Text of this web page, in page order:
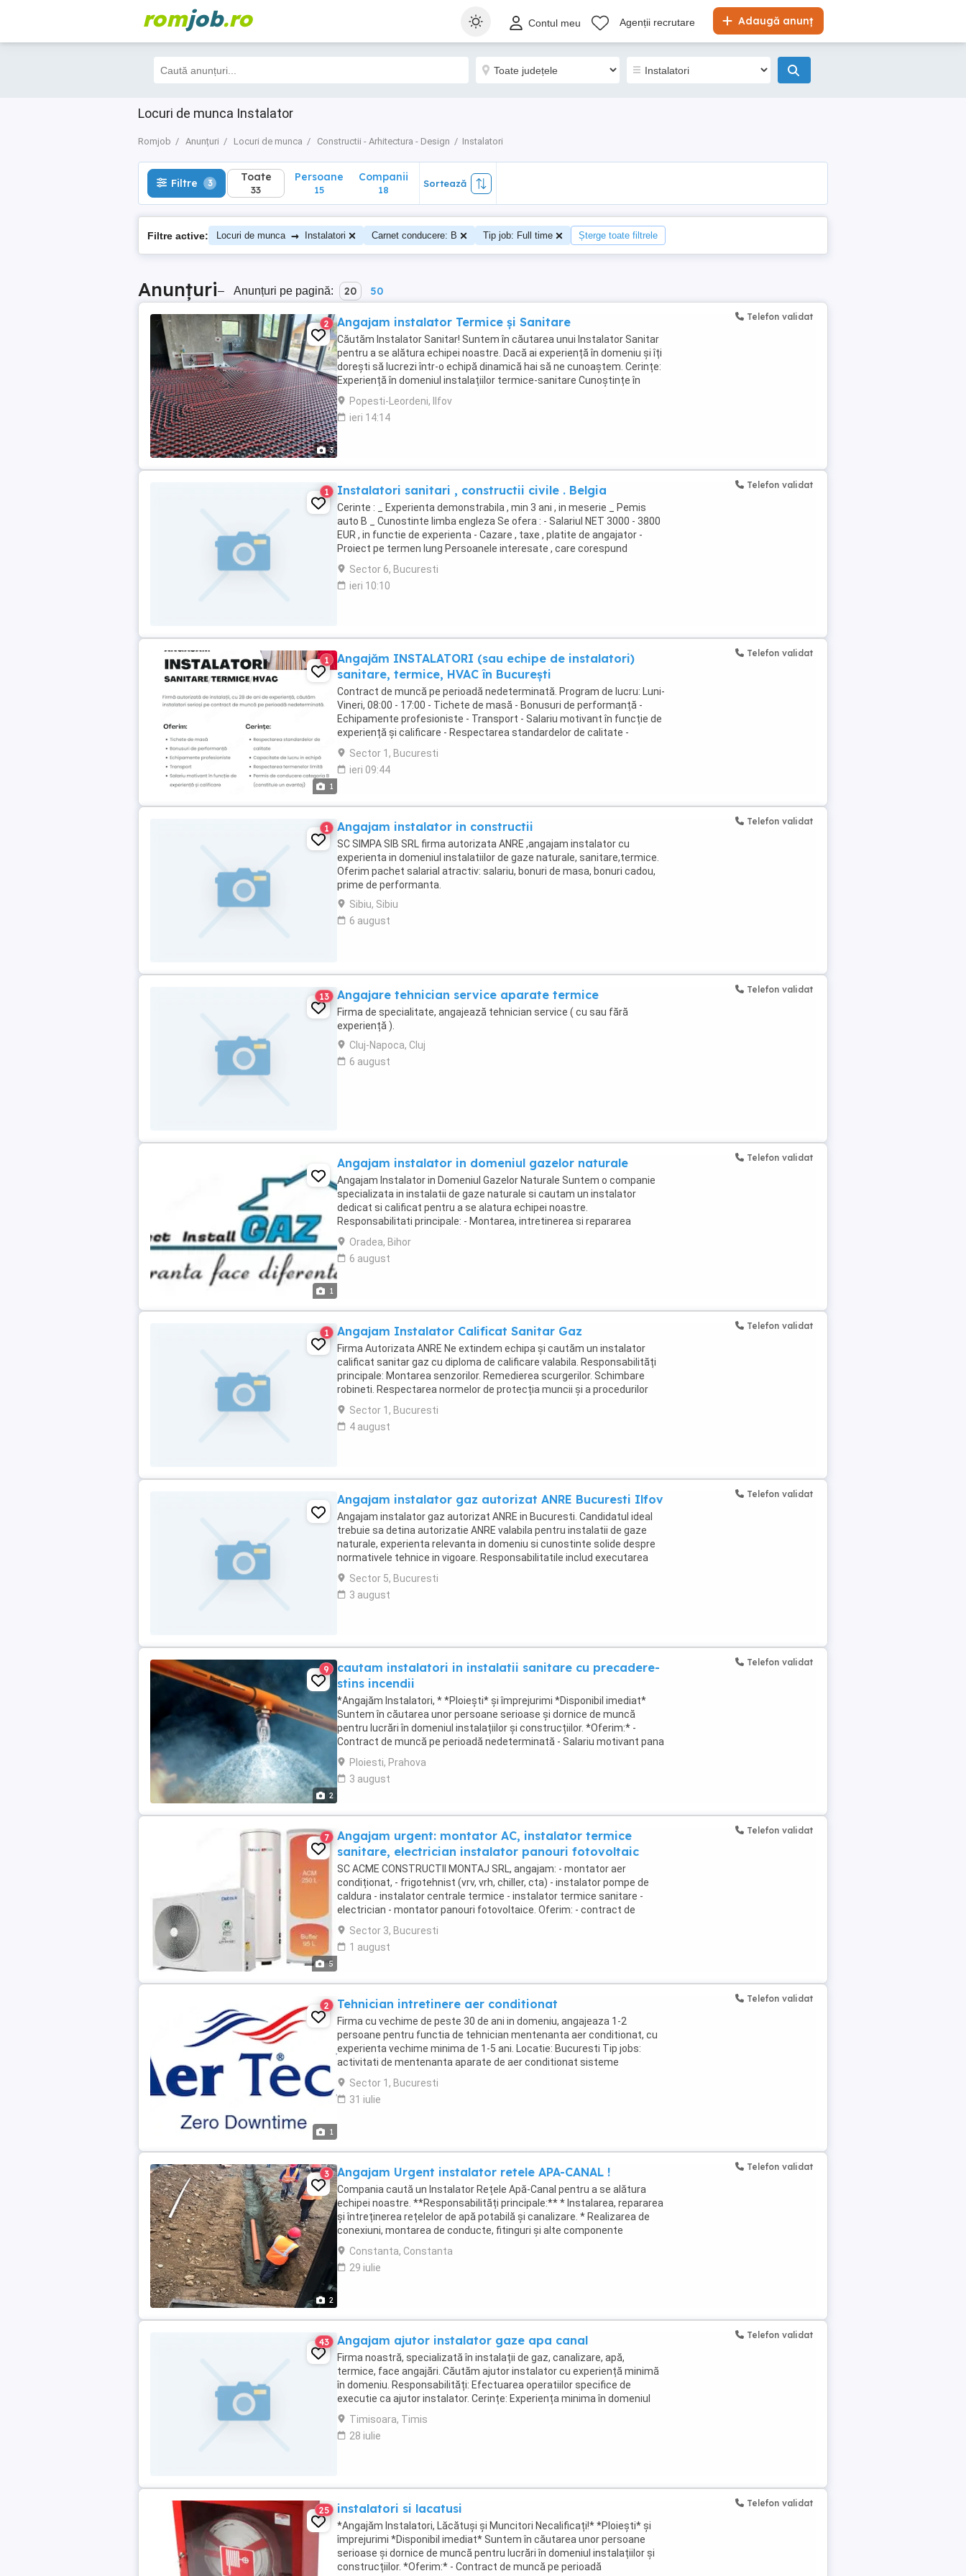
romjob.ro Adaugă anunț
Contul meu Agenții recrutare
Locuri de munca Instalator
Romjob Anunțuri Locuri de munca Constructii - Arhitectura - Design Instalatori
Filtre 3 Toate
33
Filtre 3 Toate
33
Persoane
15
Companii
18
Sortează
Filtre active: Locuri de munca → Instalatori Carnet conducere: B Tip job: Full time Șterge toate filtrele
Anunțuri– Anunțuri pe pagină: 20 50
3
2 Angajam instalator Termice și Sanitare
Căutăm Instalator Sanitar! Suntem în căutarea unui Instalator Sanitar
pentru a se alătura echipei noastre. Dacă ai experiență în domeniu și îți
dorești să lucrezi într-o echipă dinamică hai să ne cunoaștem. Cerințe:
Experiență în domeniul instalațiilor termice-sanitare Cunoștințe în
instalarea și ...
Popesti-Leordeni, Ilfov
ieri 14:14
Telefon validat
1 Instalatori sanitari , constructii civile . Belgia
Cerinte : _ Experienta demonstrabila , min 3 ani , in meserie _ Pemis
auto B _ Cunostinte limba engleza Se ofera : - Salariul NET 3000 - 3800
EUR , in functie de experienta - Cazare , taxe , platite de angajator -
Proiect pe termen lung Persoanele interesate , care corespund
cerintelor ...
Sector 6, Bucuresti
ieri 10:10
Telefon validat
1
1
Angajăm INSTALATORI (sau echipe de instalatori)
sanitare, termice, HVAC în București
Contract de muncă pe perioadă nedeterminată. Program de lucru: Luni-
Vineri, 08:00 - 17:00 - Tichete de masă - Bonusuri de performanță -
Echipamente profesioniste - Transport - Salariu motivant în funcție de
experiență și calificare - Respectarea standardelor de calitate -
Capacitate de lucru in ...
Sector 1, Bucuresti
ieri 09:44
Telefon validat
1 Angajam instalator in constructii
SC SIMPA SIB SRL firma autorizata ANRE ,angajam instalator cu
experienta in domeniul instalatiilor de gaze naturale, sanitare,termice.
Oferim pachet salarial atractiv: salariu, bonuri de masa, bonuri cadou,
prime de performanta.
Sibiu, Sibiu
6 august
Telefon validat
13 Angajare tehnician service aparate termice
Firma de specialitate, angajează tehnician service ( cu sau fără
experiență ).
Cluj-Napoca, Cluj
6 august
Telefon validat
1
Angajam instalator in domeniul gazelor naturale
Angajam Instalator in Domeniul Gazelor Naturale Suntem o companie
specializata in instalatii de gaze naturale si cautam un instalator
dedicat si calificat pentru a se alatura echipei noastre.
Responsabilitati principale: - Montarea, intretinerea si repararea
instalatiilor de gaze naturale conform normelor ...
Oradea, Bihor
6 august
Telefon validat
1 Angajam Instalator Calificat Sanitar Gaz
Firma Autorizata ANRE Ne extindem echipa și cautăm un instalator
calificat sanitar gaz cu diploma de calificare valabila. Responsabilități
principale: Montarea senzorilor. Remedierea scurgerilor. Schimbare
robineti. Respectarea normelor de protecția muncii și a procedurilor
interne. Completarea ...
Sector 1, Bucuresti
4 august
Telefon validat
Angajam instalator gaz autorizat ANRE Bucuresti Ilfov
Angajam instalator gaz autorizat ANRE in Bucuresti. Candidatul ideal
trebuie sa detina autorizatie ANRE valabila pentru instalatii de gaze
naturale, experienta relevanta in domeniu si cunostinte solide despre
normativele tehnice in vigoare. Responsabilitatile includ executarea
lucrarilor de instalare ...
Sector 5, Bucuresti
3 august
Telefon validat
2
9
cautam instalatori in instalatii sanitare cu precadere-
stins incendii
*Angajăm Instalatori, * *Ploiești* și împrejurimi *Disponibil imediat*
Suntem în căutarea unor persoane serioase și dornice de muncă
pentru lucrări în domeniul instalațiilor și construcțiilor. *Oferim:* -
Contract de muncă pe perioadă nedeterminată - Salariu motivant pana
la 9000lei, bonusuri ...
Ploiesti, Prahova
3 august
Telefon validat
5
7
Angajam urgent: montator AC, instalator termice
sanitare, electrician instalator panouri fotovoltaic
SC ACME CONSTRUCTII MONTAJ SRL, angajam: - montator aer
condiționat, - frigotehnist (vrv, vrh, chiller, cta) - instalator pompe de
caldura - instalator centrale termice - instalator termice sanitare -
electrician - montator panouri fotovoltaice. Oferim: - contract de
munca perioada nedeterminata - ...
Sector 3, Bucuresti
1 august
Telefon validat
1
2 Tehnician intretinere aer conditionat
Firma cu vechime de peste 30 de ani in domeniu, angajeaza 1-2
persoane pentru functia de tehnician mentenanta aer conditionat, cu
experienta vechime minima de 1-5 ani. Locatie: Bucuresti Tip jobs:
activitati de mentenanta aparate de aer conditionat sisteme
climatizare (program complet, cu contract) Deplasari ...
Sector 1, Bucuresti
31 iulie
Telefon validat
2
3 Angajam Urgent instalator retele APA-CANAL !
Compania caută un Instalator Rețele Apă-Canal pentru a se alătura
echipei noastre. **Responsabilități principale:** * Instalarea, repararea
și întreținerea rețelelor de apă potabilă și canalizare. * Realizarea de
conexiuni, montarea de conducte, fitinguri și alte componente
specifice. * Identificarea ...
Constanta, Constanta
29 iulie
Telefon validat
43 Angajam ajutor instalator gaze apa canal
Firma noastră, specializată în instalații de gaz, canalizare, apă,
termice, face angajări. Căutăm ajutor instalator cu experiență minimă
în domeniu. Responsabilități: Efectuarea operatiilor specifice de
executie ca ajutor instalator. Cerințe: Experiența minima în domeniul
instalațiilor (gaz si sau ...
Timisoara, Timis
28 iulie
Telefon validat
25 instalatori si lacatusi
*Angajăm Instalatori, Lăcătuși și Muncitori Necalificați!* *Ploiești* și
împrejurimi *Disponibil imediat* Suntem în căutarea unor persoane
serioase și dornice de muncă pentru lucrări în domeniul instalațiilor și
construcțiilor. *Oferim:* - Contract de muncă pe perioadă
Telefon validat